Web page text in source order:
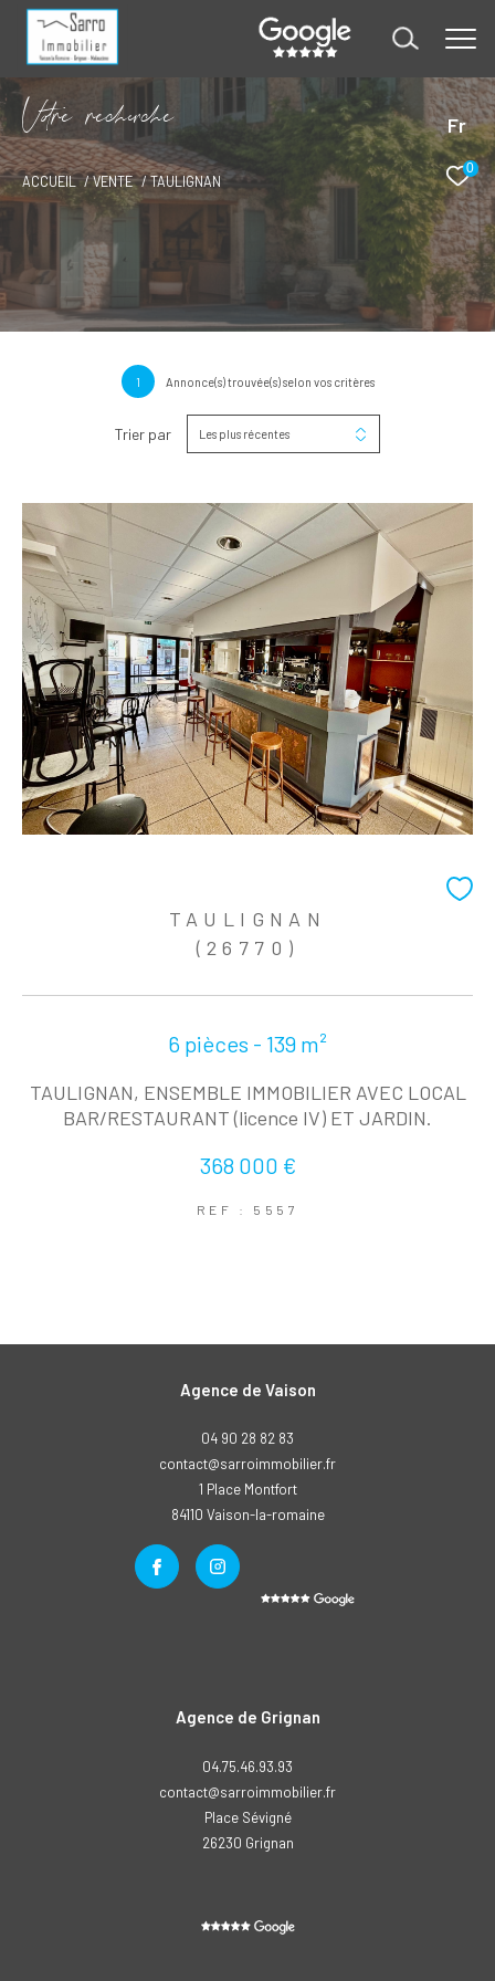
Fr
0
Vore recece
ACCUEIL VENTE TAULIGNAN
1 Annonce(s) trouvée(s) selon vos critères
Trier par Les plus récentes
TAULIGNAN
(26770)
6 pièces - 139 m²
TAULIGNAN, ENSEMBLE IMMOBILIER AVEC LOCAL
BAR/RESTAURANT (licence IV) ET JARDIN.
368 000 €
REF : 5557
Agence de Grignan
04.75.46.93.93
contact@sarroimmobilier.fr
Place Sévigné
26230
grignan
Agence de Vaison
04 90 28 82 83
contact@sarroimmobilier.fr
1 Place Montfort
84110
vaison-la-romaine